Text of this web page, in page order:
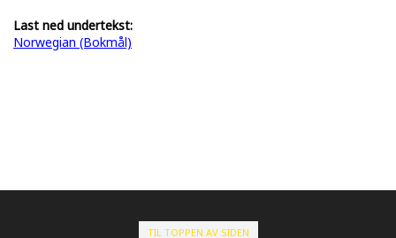
Last ned undertekst:
Norwegian (Bokmål)
TIL TOPPEN AV SIDEN